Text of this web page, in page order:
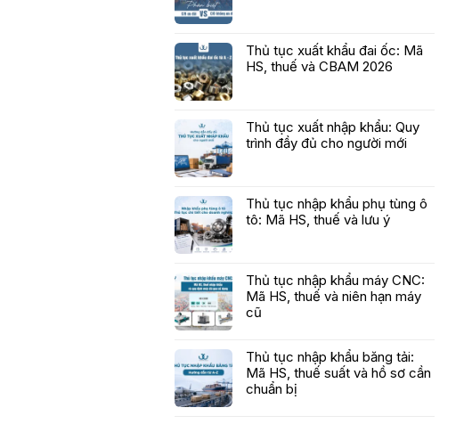
Thủ tục xuất khẩu đai ốc: Mã
HS, thuế và CBAM 2026
Thủ tục xuất nhập khẩu: Quy
trình đầy đủ cho người mới
Thủ tục nhập khẩu phụ tùng ô
tô: Mã HS, thuế và lưu ý
Thủ tục nhập khẩu máy CNC:
Mã HS, thuế và niên hạn máy
cũ
Thủ tục nhập khẩu băng tải:
Mã HS, thuế suất và hồ sơ cần
chuẩn bị